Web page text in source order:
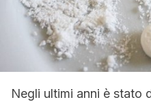
Negli ultimi anni è stato